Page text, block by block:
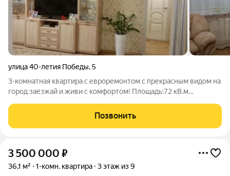
улица 40-летия Победы,5
3-комнатная квартира с евроремонтом с прекрасным видом на
город заезжай и живи с комфортом! Площадь:72 кВ.м
кухня идеальна для встреч с друзьями и уютных вечеров
Огромная гостиная - идеально
Позвонить
3 500 000 ₽
36,1 м² 1-комн. квартира 3 этаж из 9